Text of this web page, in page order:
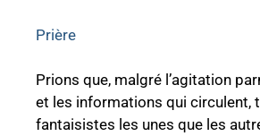
Prière
Prions que, malgré l’agitation
et les informations qui circulent,
fantaisistes les unes que les